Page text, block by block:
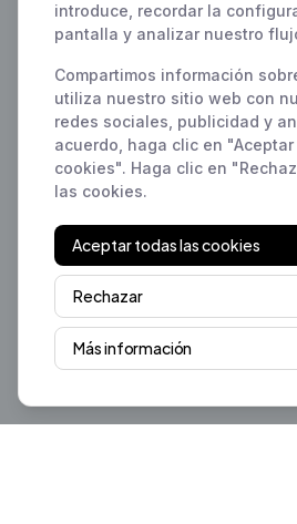
introduce, recordar la
pantalla y analizar nuestro
Compartimos información
utiliza nuestro sitio web con
redes sociales, publicidad y
acuerdo, haga clic en
cookies". Haga clic en
las cookies.
Aceptar todas las cookies
Rechazar
Más información